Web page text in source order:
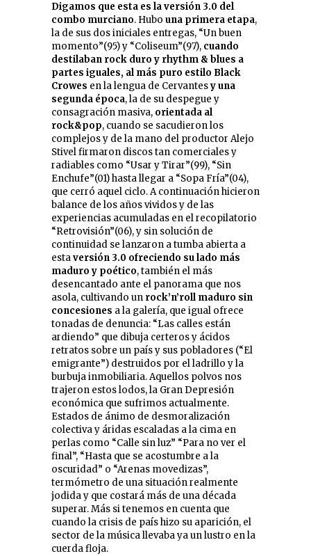
Digamos que esta es la versión 3.0 del
combo murciano. Hubo una primera etapa,
la de sus dos iniciales entregas, “Un buen
momento”(95) y “Coliseum”(97), cuando
destilaban rock duro y rhythm & blues a
partes iguales, al más puro estilo Black
Crowes en la lengua de Cervantesy una
segunda época, la de su despegue y
consagración masiva, orientada al
rock&pop, cuando se sacudieron los
complejos y de la mano del productor Alejo
Stivel firmaron discos tan comerciales y
radiables como “Usar y Tirar”(99), “Sin
Enchufe”(01) hasta llegar a “Sopa Fría”(04),
que cerró aquel ciclo. A continuación hicieron
balance de los años vividos y de las
experiencias acumuladas en el recopilatorio
“Retrovisión”(06), y sin solución de
continuidad se lanzaron a tumba abierta a
estaversión 3.0 ofreciendo su lado más
maduro y poético, también el más
desencantado ante el panorama que nos
asola, cultivando un rock’n’roll maduro sin
concesiones a la galería, que igual ofrece
tonadas de denuncia: “Las calles están
ardiendo” que dibuja certeros y ácidos
retratos sobre un país y sus pobladores (“El
emigrante”) destruidos por el ladrillo y la
burbuja inmobiliaria. Aquellos polvos nos
trajeron estos lodos, la Gran Depresión
económica que sufrimos actualmente.
Estados de ánimo de desmoralización
colectiva y áridas escaladas a la cima en
perlas como “Calle sin luz” “Para no ver el
final”, “Hasta que se acostumbre a la
oscuridad” o “Arenas movedizas”,
termómetro de una situación realmente
jodida y que costará más de una década
superar. Más si tenemos en cuenta que
cuando la crisis de país hizo su aparición, el
sector de la música llevaba ya un lustro en la
cuerda floja.